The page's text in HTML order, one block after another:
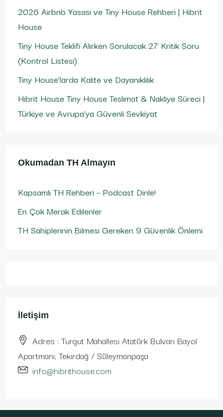
2026 Airbnb Yasası ve Tiny House Rehberi | Hibrit
House
Tiny House Teklifi Alırken Sorulacak 27 Kritik Soru
(Kontrol Listesi)
Tiny House’larda Kalite ve Dayanıklılık
Hibrit House Tiny House Teslimat & Nakliye Süreci |
Türkiye ve Avrupa’ya Güvenli Sevkiyat
Okumadan TH Almayın
Kapsamlı TH Rehberi – Podcast Dinle!
En Çok Merak Edilenler
TH Sahiplerinin Bilmesi Gereken 9 Güvenlik Önlemi
İletişim
Adres : Turgut Mahallesi Atatürk Bulvarı Bayol
Apartmanı, Tekirdağ / Süleymanpaşa
info@hibrithouse.com